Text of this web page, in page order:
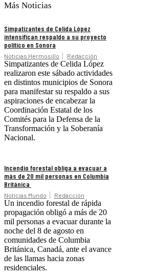
Más Noticias
Simpatizantes de Celida López
intensifican respaldo a su proyecto
político en Sonora
Noticias Hermosillo Redacción
Simpatizantes de Celida López
realizaron este sábado actividades
en distintos municipios de Sonora
para manifestar su respaldo a sus
aspiraciones de encabezar la
Coordinación Estatal de los
Comités para la Defensa de la
Transformación y la Soberanía
Nacional.
Incendio forestal obliga a evacuar a
más de 20 mil personas en Columbia
Británica
Noticias Mundo Redacción
Un incendio forestal de rápida
propagación obligó a más de 20
mil personas a evacuar durante la
noche del 8 de agosto en
comunidades de Columbia
Británica, Canadá, ante el avance
de las llamas hacia zonas
residenciales.